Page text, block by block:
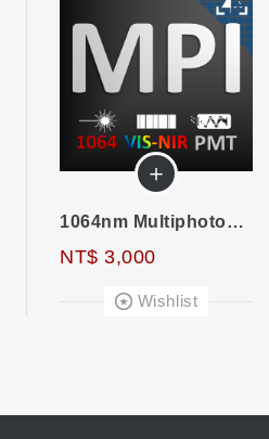
＋
1064nm Multiphoton Imaging
NT$ 3,000
Wishlist